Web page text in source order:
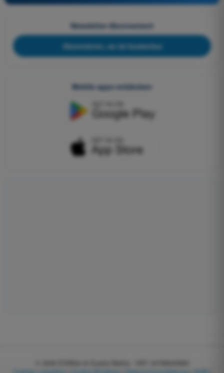
Newsletter-Abonnement
Abonnieren, es ist kostenlos
Mobile apps entdecken